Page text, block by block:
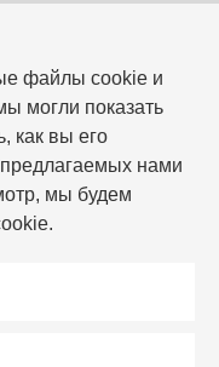
файлы cookie и
могли показать
как вы его
нами
мы будем
– 19:00